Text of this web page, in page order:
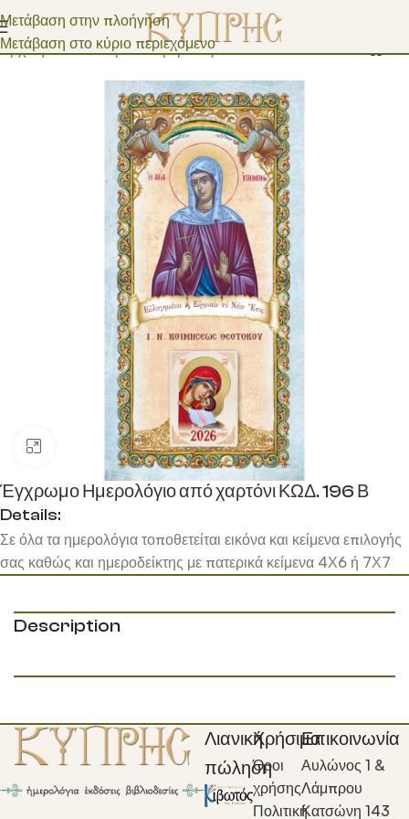
Μετάβαση στην πλοήγηση
Μετάβαση στο κύριο περιεχόμενο
Αρχική σελίδα/Χάρτινα Ημερολόγια
Κάντε κλικ για μεγέθυνση
Έγχρωμο Ημερολόγιο από χαρτόνι ΚΩΔ. 196 Β
Details:
Σε όλα τα ημερολόγια τοποθετείται εικόνα και κείμενα επιλογής
σας καθώς και ημεροδείκτης με πατερικά κείμενα 4Χ6 ή 7Χ7
Description
Λιανική
πώληση
Χρήσιμα
Όροι
χρήσης
Πολιτική
Επικοινωνία
Αυλώνος 1 &
Λάμπρου
Κατσώνη 143